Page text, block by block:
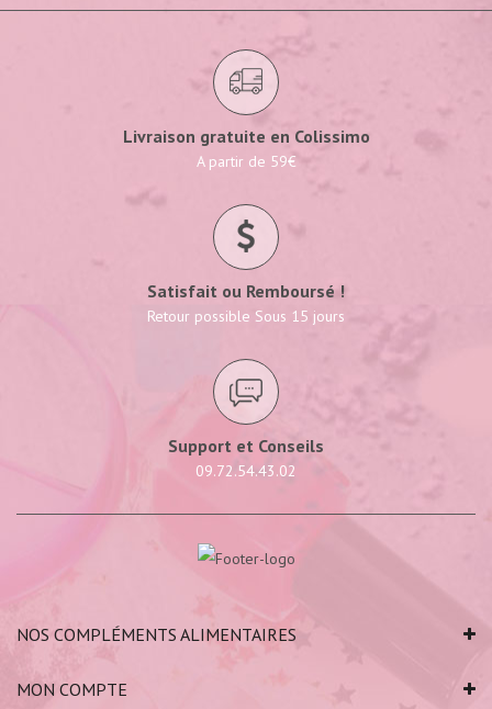
Livraison gratuite en Colissimo
A partir de 59€
Satisfait ou Remboursé !
Retour possible Sous 15 jours
Support et Conseils
09.72.54.43.02
NOS COMPLÉMENTS ALIMENTAIRES
MON COMPTE